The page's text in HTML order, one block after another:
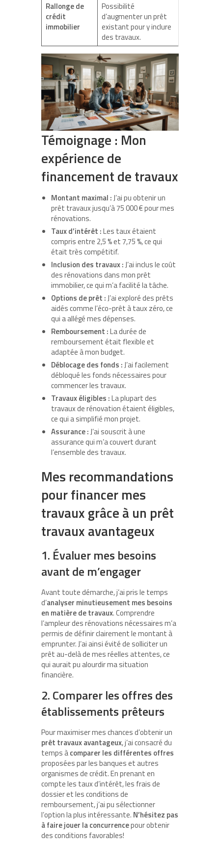
Rallonge de
crédit
immobilier
Possibilité
d’augmenter un prêt
existant pour y inclure
des travaux.
Témoignage : Mon
expérience de
financement de travaux
Montant maximal :J’ai pu obtenir un
prêt travaux jusqu’à 75 000 € pour mes
rénovations.
Taux d’intérêt :Les taux étaient
compris entre 2,5 % et 7,75 %, ce qui
était très compétitif.
Inclusion des travaux :J’ai inclus le coût
des rénovations dans mon prêt
immobilier, ce qui m’a facilité la tâche.
Options de prêt :J’ai exploré des prêts
aidés comme l’éco-prêt à taux zéro, ce
qui a allégé mes dépenses.
Remboursement :La durée de
remboursement était flexible et
adaptée à mon budget.
Déblocage des fonds :J’ai facilement
débloqué les fonds nécessaires pour
commencer les travaux.
Travaux éligibles :La plupart des
travaux de rénovation étaient éligibles,
ce qui a simplifié mon projet.
Assurance :J’ai souscrit à une
assurance qui m’a couvert durant
l’ensemble des travaux.
Mes recommandations
pour financer mes
travaux grâce à un prêt
travaux avantageux
1. Évaluer mes besoins
avant de m’engager
Avant toute démarche, j’ai pris le temps
d’analyser minutieusement mes besoins
en matière de travaux. Comprendre
l’ampleur des rénovations nécessaires m’a
permis de définir clairement le montant à
emprunter. J’ai ainsi évité de solliciter un
prêt au-delà de mes réelles attentes, ce
qui aurait pu alourdir ma situation
financière.
2. Comparer les offres des
établissements prêteurs
Pour maximiser mes chances d’obtenir un
prêt travaux avantageux, j’ai consacré du
temps àcomparer les différentes offres
proposées par les banques et autres
organismes de crédit. En prenant en
compte les taux d’intérêt, les frais de
dossier et les conditions de
remboursement, j’ai pu sélectionner
l’option la plus intéressante. N’hésitez pas
à faire jouer la concurrencepour obtenir
des conditions favorables!